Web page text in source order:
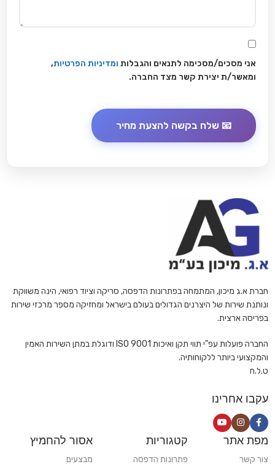
אני מסכים/מסכימה לתנאים והגבלות ומדיניות הפרטיות,
ומאשר/ת יצירת קשר מצד החברה.
חברת א.ג מיכון, המתמחה בפתרונות הדפסה, סריקה וציוד רפואי, הינה משווקת
ונותנת שירות של היצרנים הגדולים בעולם בישראל ומחזיקה מספר מרכזי שירות
בפריסה ארצית.
החברה פועלות עפ"י תווי תקן ואיכות ISO 9001 ודוגלת במתן השירות האמין
והמקצועי ביותר ללקוחותיה.
ט.ל.ח
עקבו אחרינו
מפת אתר
צור קשר
קטגוריות
פתרונות הדפסה
אסור להחמיץ
מבצעים